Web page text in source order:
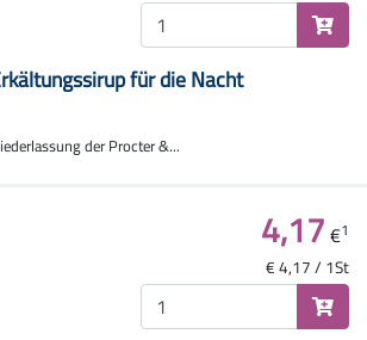
für die Nacht
der Procter &...
4,17€1
€ 4,17 / 1St